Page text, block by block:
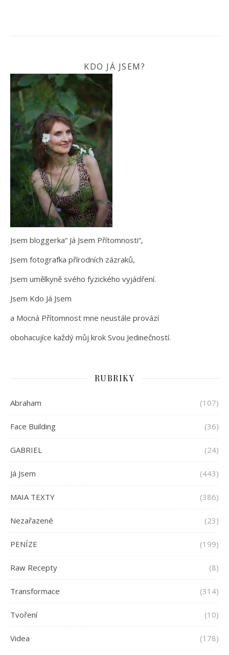
KDO JÁ JSEM?
Jsem bloggerka“ Já Jsem Přítomnosti“,
Jsem fotografka přírodních zázraků,
Jsem umělkyně svého fyzického vyjádření.
Jsem Kdo Já Jsem
a Mocná Přítomnost mne neustále provází
obohacujíce každý můj krok Svou Jedinečností.
RUBRIKY
Abraham (107)
Face Building (36)
GABRIEL (24)
Já Jsem (443)
MAIA TEXTY (386)
Nezařazené (23)
PENÍZE (199)
Raw Recepty (8)
Transformace (314)
Tvoření (10)
Videa (178)